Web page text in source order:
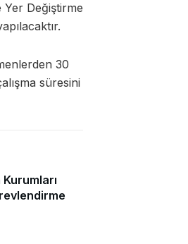
Yer Değiştirme
30
süresini